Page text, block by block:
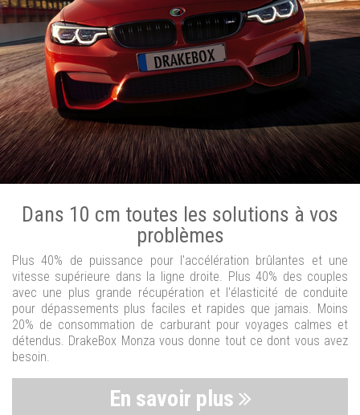
Dans 10 cm toutes les solutions à vos
problèmes
Plus 40% de puissance pour l'accélération brûlantes et une
vitesse supérieure dans la ligne droite. Plus 40% des couples
avec une plus grande récupération et l'élasticité de conduite
pour dépassements plus faciles et rapides que jamais. Moins
20% de consommation de carburant pour voyages calmes et
détendus. DrakeBox Monza vous donne tout ce dont vous avez
besoin.
En savoir plus